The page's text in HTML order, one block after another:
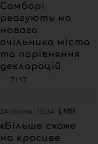
Самборі
реагують на
нового
очільника міста
та порівняння
декларацій
7137
24 Липня, 15:34
«Більше схоже
на красиве